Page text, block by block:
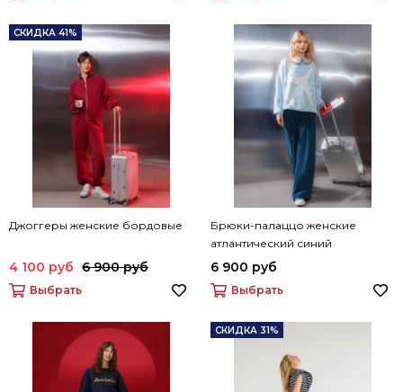
СКИДКА 41%
Джоггеры женские бордовые
4 100 руб 6 900 руб
Выбрать
Брюки-палаццо женские
атлантический синий
6 900 руб
Выбрать
СКИДКА 31%